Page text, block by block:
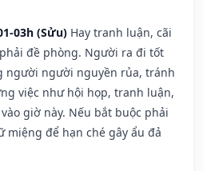
03h (Sửu) Hay tranh luận, cãi
đề phòng. Người ra đi tốt
người người nguyền rủa, tránh
việc như hội họp, tranh luận,
giờ này. Nếu bắt buộc phải
miệng để hạn ché gây ẩu đả